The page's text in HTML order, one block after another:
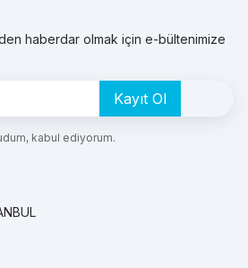
haberdar olmak için e-bültenimize
Kayıt Ol
kabul ediyorum.